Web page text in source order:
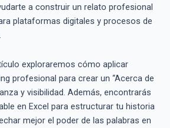
a construir un relato profesional
plataformas digitales y procesos de
exploraremos cómo aplicar
profesional para crear un “Acerca de
y visibilidad. Además, encontrarás
en Excel para estructurar tu historia
mejor el poder de las palabras en